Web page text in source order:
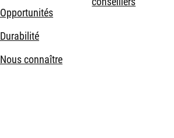
Opportunités
Durabilité
Nous connaître